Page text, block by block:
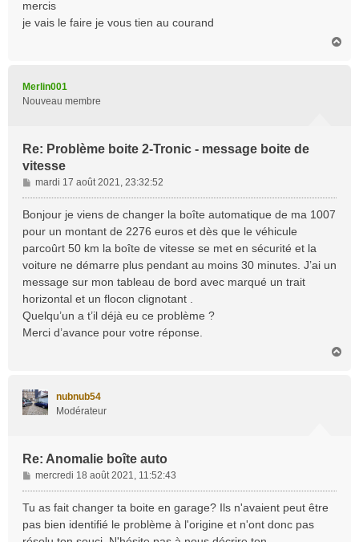
mercis
je vais le faire je vous tien au courand
Merlin001
Nouveau membre
Re: Problème boite 2-Tronic - message boite de
vitesse
M
e
s
g
e
mardi 17 août 2021, 23:32:52
Bonjour je viens de changer la boîte automatique de ma 1007
pour un montant de 2276 euros et dès que le véhicule
parcoûrt 50 km la boîte de vitesse se met en sécurité et la
voiture ne démarre plus pendant au moins 30 minutes. J’ai un
message sur mon tableau de bord avec marqué un trait
horizontal et un flocon clignotant .
Quelqu’un a t’il déjà eu ce problème ?
Merci d’avance pour votre réponse.
nubnub54
Modérateur
Re: Anomalie boîte auto
M
e
s
mercredi 18 août 2021, 11:52:43
Tu as fait changer ta boite en garage? Ils n'avaient peut être
pas bien identifié le problème à l'origine et n'ont donc pas